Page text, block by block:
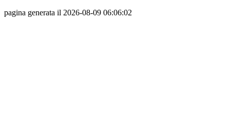
pagina generata il 2026-08-09 06:06:02